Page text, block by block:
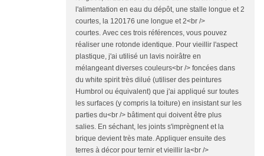
l'alimentation en eau du dépôt, une stalle longue et 2
courtes, la 120176 une longue et 2<br />
courtes. Avec ces trois références, vous pouvez
réaliser une rotonde identique. Pour vieillir l'aspect
plastique, j'ai utilisé un lavis noirâtre en
mélangeant diverses couleurs<br /> foncées dans
du white spirit très dilué (utiliser des peintures
Humbrol ou équivalent) que j'ai appliqué sur toutes
les surfaces (y compris la toiture) en insistant sur les
parties du<br /> bâtiment qui doivent être plus
salies. En séchant, les joints s'imprègnent et la
brique devient très mate. Appliquer ensuite des
terres à décor pour ternir et vieillir la<br />